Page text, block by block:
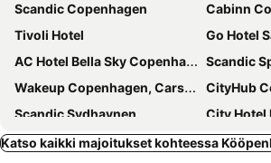
Scandic Copenhagen
Cabinn
Tivoli Hotel
Go Hotel
AC Hotel Bella Sky Copenhagen
Scandic
Wakeup Copenhagen, Carsten Niebuhrs Gade
CityHub
Scandic Sydhavnen
City Hotel
Copenhagen Island
Scandic
Katso kaikki majoitukset kohteessa